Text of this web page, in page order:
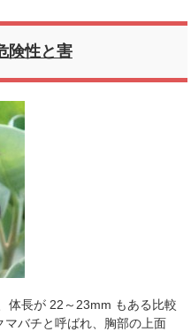
険性と害
体長が 22～23mm もある比較
バチと呼ばれ、胸部の上面